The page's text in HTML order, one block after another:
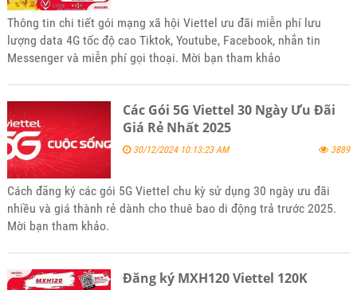
Thông tin chi tiết gói mạng xã hội Viettel ưu đãi miễn phí lưu
lượng data 4G tốc độ cao Tiktok, Youtube, Facebook, nhắn tin
Messenger và miễn phí gọi thoại. Mời bạn tham khảo
Các Gói 5G Viettel 30 Ngày Ưu Đãi
Giá Rẻ Nhất 2025
30/12/2024 10:13:23 AM 3889
Cách đăng ký các gói 5G Viettel chu kỳ sử dụng 30 ngày ưu đãi
nhiều và giá thành rẻ dành cho thuê bao di động trả trước 2025.
Mời bạn tham khảo.
Đăng ký MXH120 Viettel 120K